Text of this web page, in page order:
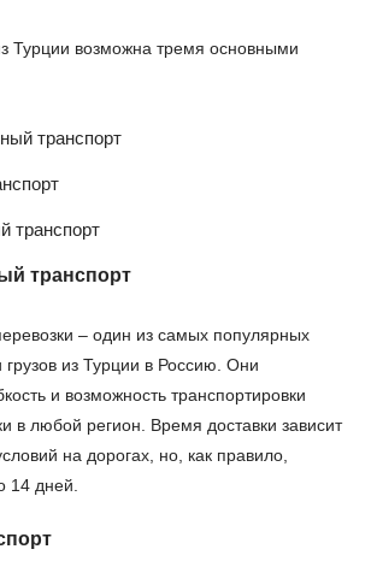
Турции возможна тремя основными
транспорт
транспорт
транспорт
– один из самых популярных
грузов из Турции в Россию. Они
и возможность транспортировки
в любой регион. Время доставки зависит
на дорогах, но, как правило,
14 дней.